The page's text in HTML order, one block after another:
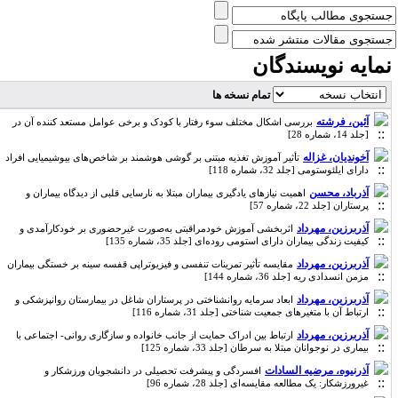
نویسندگان
تمام نسخه ها
آئین، فرشته بررسی‌ اشکال‌ مختلف‌ سوء رفتار با کودک‌ و برخی‌ عوامل‌ مستعد کننده‌ آن‌ در
[جلد 14، شماره 28]
آخوندیان، غزاله
تأثیر آموزش تغذیه مبتنی بر گوشی هوشمند بر شاخص‌های بیوشیمیایی افراد
دارای ایلئوستومی [جلد 32، شماره 118]
آذرباد، محسن اهمیت نیازهای یادگیری بیماران مبتلا به نارسایی قلبی از دیدگاه بیماران و
پرستاران [جلد 22، شماره 57]
آذربرزین، مهرداد اثربخشی آموزش خودمراقبتی به‌صورت غیرحضوری بر خودکارآمدی و
کیفیت زندگی بیماران دارای استومی روده‌ای [جلد 35، شماره 135]
آذربرزین، مهرداد مقایسه تأثیر تمرینات تنفسی و فیزیوتراپی قفسه سینه بر خستگی بیماران
مزمن انسدادی ریه [جلد 36، شماره 144]
آذربرزین، مهرداد ابعاد سرمایه روانشناختی در پرستاران شاغل در بیمارستان روانپزشکی و
ارتباط آن با متغیرهای جمعیت شناختی [جلد 31، شماره 116]
آذربرزین، مهرداد ارتباط بین ادراک حمایت از جانب خانواده و سازگاری روانی- اجتماعی با
بیماری در نوجوانان مبتلا به سرطان [جلد 33، شماره 125]
آذرنیوه، مرضیه السادات افسردگی و پیشرفت تحصیلی در دانشجویان ورزشکار و
غیرورزشکار: یک مطالعه مقایسه‌ای [جلد 28، شماره 96]